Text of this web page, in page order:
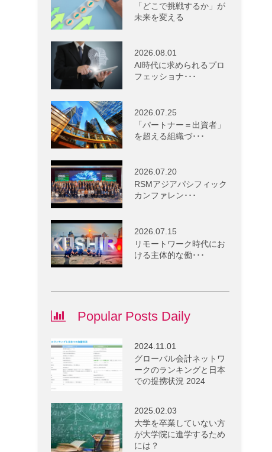
「どこで挑戦するか」が
未来を変える
2026.08.01
AI時代に求められるプロ
フェッショナ･･･
2026.07.25
「パートナー＝出資者」
を超える組織づ･･･
2026.07.20
RSMアジアパシフィック
カンファレン･･･
2026.07.15
リモートワーク時代にお
ける主体的な働･･･
Popular Posts Daily
2024.11.01
グローバル会計ネットワ
ークのランキングと日本
での提携状況 2024
2025.02.03
大学を卒業していない方
が大学院に進学するため
には？